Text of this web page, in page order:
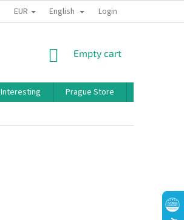
POLICY BONUS PROGRAM
EUR English Login
SHOPPING
Empty cart
Interesting Prague Store